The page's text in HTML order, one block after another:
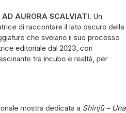
AD AURORA SCALVIATI. Un
di raccontare il lato oscuro della
che svelano il suo processo
editoriale dal 2023, con
tra incubo e realtà, per
mostra dedicata a Shinjū – Una